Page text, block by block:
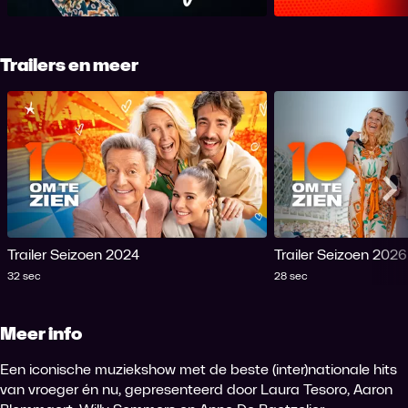
Trailers en meer
Trailer Seizoen 2024
Tijdsduur
32 sec
Trailer Seizoen 2026
Tijdsduur
28 sec
Meer info
Een iconische muziekshow met de beste (inter)nationale hits
van vroeger én nu, gepresenteerd door Laura Tesoro, Aaron